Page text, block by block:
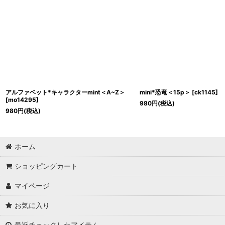
アルファベット*キャラクターmint＜A~Z＞
[mo14295]
980円(税込)
mini*恐竜＜15p＞ [ck1145]
980円(税込)
ホーム
ショッピングカート
マイページ
お気に入り